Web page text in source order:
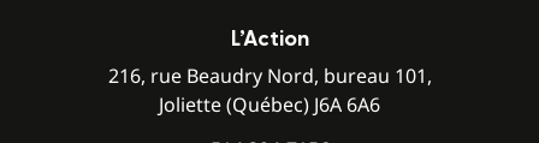
L’Action
216, rue Beaudry Nord, bureau 101,
Joliette (Québec) J6A 6A6